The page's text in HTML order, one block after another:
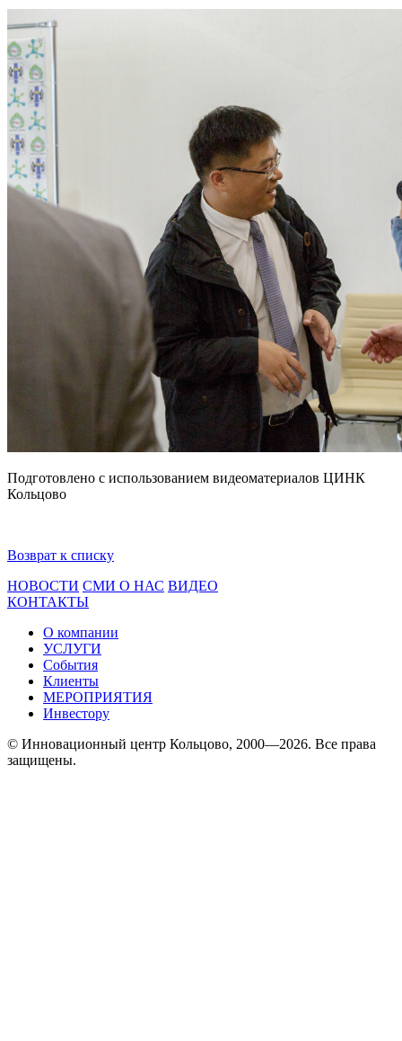
Подготовлено с использованием видеоматериалов ЦИНК
Кольцово
Возврат к списку
НОВОСТИ СМИ О НАС ВИДЕО
КОНТАКТЫ
О компании
УСЛУГИ
События
Клиенты
МЕРОПРИЯТИЯ
Инвестору
© Инновационный центр Кольцово, 2000—2026. Все права
защищены.